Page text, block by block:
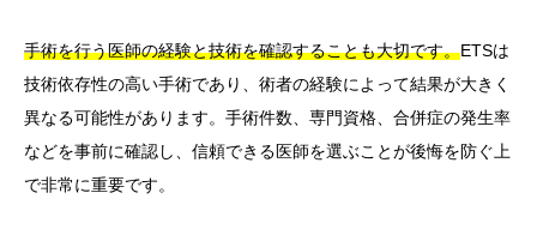
手術を行う医師の経験と技術を確認することも大切です。ETSは
技術依存性の高い手術であり、術者の経験によって結果が大きく
異なる可能性があります。手術件数、専門資格、合併症の発生率
などを事前に確認し、信頼できる医師を選ぶことが後悔を防ぐ上
で非常に重要です。